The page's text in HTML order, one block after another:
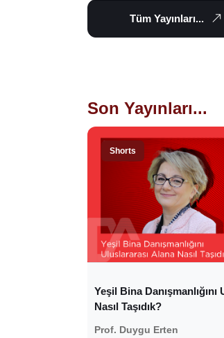
Tüm Yayınları...
Son Yayınları...
Shorts
Yeşil Bina
Nasıl Taşıdık?
Prof. Duygu Erten